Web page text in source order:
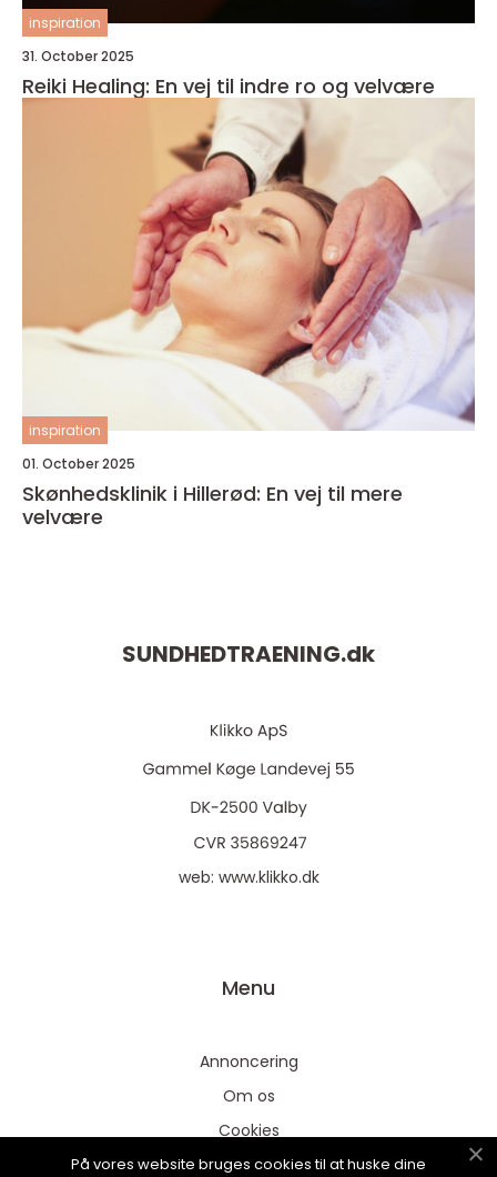
inspiration
31. October 2025
Reiki Healing: En vej til indre ro og velvære
inspiration
01. October 2025
Skønhedsklinik i Hillerød: En vej til mere
velvære
SUNDHEDTRAENING.dk
web: www.klikko.dk
Menu
Annoncering
Om os
Cookies
Kontakt os
På vores website bruges cookies til at huske dine